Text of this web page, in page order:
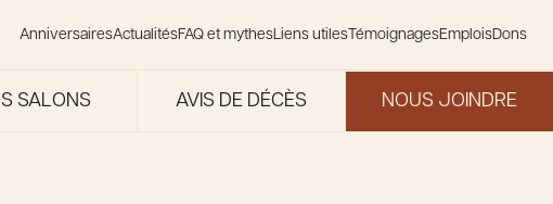
AnniversairesActualitésFAQ et mythesLiens utilesTémoignagesEmploisDons
SALONS AVIS DE DÉCÈS NOUS JOINDRE